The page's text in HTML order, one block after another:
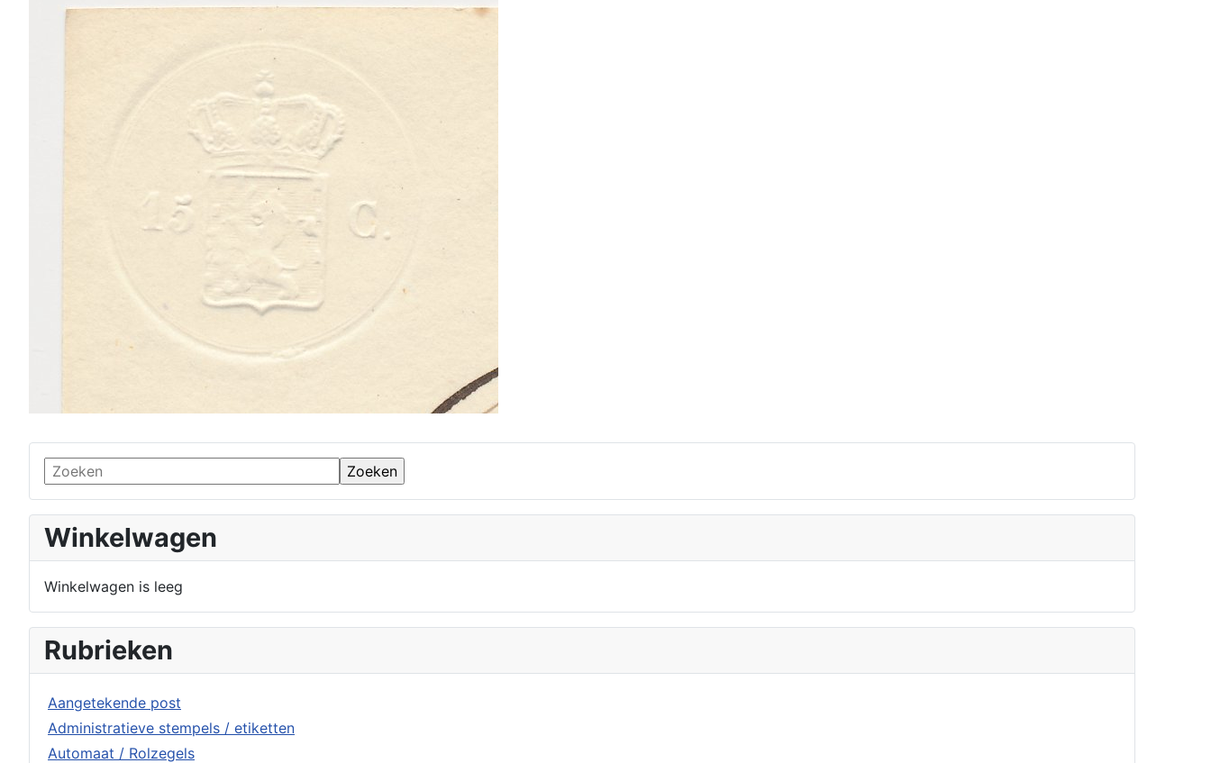
Winkelwagen
Winkelwagen is leeg
Rubrieken
Aangetekende post
Administratieve stempels / etiketten
Automaat / Rolzegels